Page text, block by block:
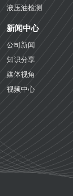
液压油检测
防冻液检测
防锈油检测
齿轮油检测
导热油检测
生物医药检测
国六汽油检测
国六柴油检测
变齿轮油检测
变压器油检测
纤膏缆膏检测
船用燃料油检测
新闻中心
公司新闻
知识分享
媒体视角
视频中心